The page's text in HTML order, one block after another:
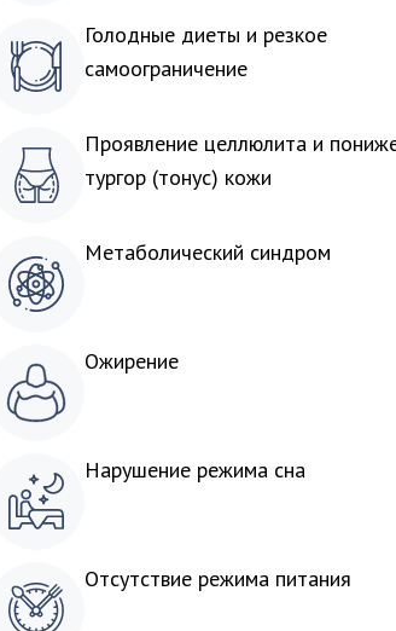
Голодные диеты и резкое
самоограничение
Проявление целлюлита и
тургор (тонус) кожи
Метаболический синдром
Ожирение
Нарушение режима сна
Отсутствие режима питания